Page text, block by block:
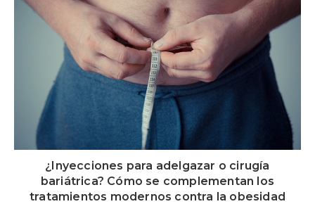
¿Inyecciones para adelgazar o cirugía
bariátrica? Cómo se complementan los
tratamientos modernos contra la obesidad